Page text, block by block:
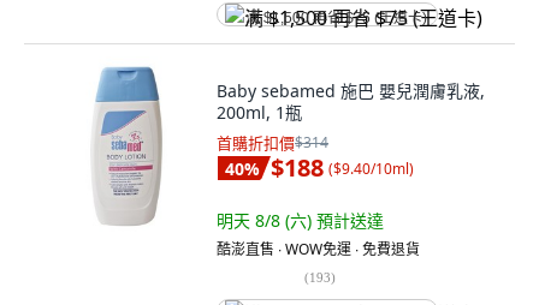
满 $1,500 再省 $75 (王道卡)
Baby sebamed 施巴 嬰兒潤膚乳液,
200ml, 1瓶
首購折扣價$314
40% $188 ($9.40/10ml)
明天 8/8 (六) 預計送達
酷澎直售 ∙ WOW免運 ∙ 免費退貨
(193)